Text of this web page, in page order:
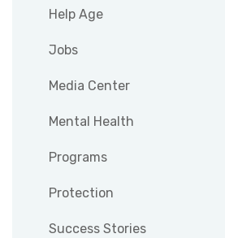
Help Age
Jobs
Media Center
Mental Health
Programs
Protection
Success Stories